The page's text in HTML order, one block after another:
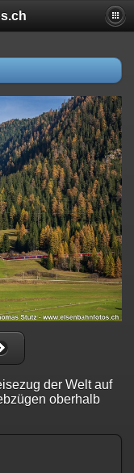
der Welt auf
oberhalb